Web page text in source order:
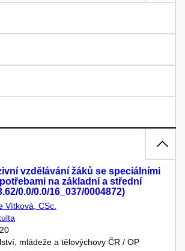
vzdělávání žáků se speciálními
na základní a střední
0.0/0.0/16_037/0004872)
Vítková, CSc.
mládeže a tělovýchovy ČR / OP